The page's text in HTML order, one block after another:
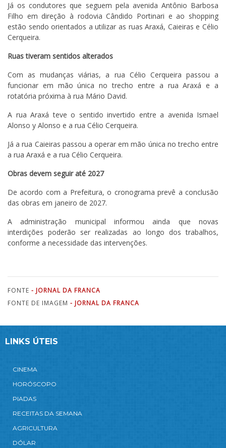
Já os condutores que seguem pela avenida Antônio Barbosa
Filho em direção à rodovia Cândido Portinari e ao shopping
estão sendo orientados a utilizar as ruas Araxá, Caieiras e Célio
Cerqueira.
Ruas tiveram sentidos alterados
Com as mudanças viárias, a rua Célio Cerqueira passou a
funcionar em mão única no trecho entre a rua Araxá e a
rotatória próxima à rua Mário David.
A rua Araxá teve o sentido invertido entre a avenida Ismael
Alonso y Alonso e a rua Célio Cerqueira.
Já a rua Caieiras passou a operar em mão única no trecho entre
a rua Araxá e a rua Célio Cerqueira.
Obras devem seguir até 2027
De acordo com a Prefeitura, o cronograma prevê a conclusão
das obras em janeiro de 2027.
A administração municipal informou ainda que novas
interdições poderão ser realizadas ao longo dos trabalhos,
conforme a necessidade das intervenções.
FONTE - JORNAL DA FRANCA
FONTE DE IMAGEM - JORNAL DA FRANCA
LINKS ÚTEIS
CINEMA
HORÓSCOPO
PIADAS
RECEITAS DA SEMANA
AGRICULTURA
DÓLAR